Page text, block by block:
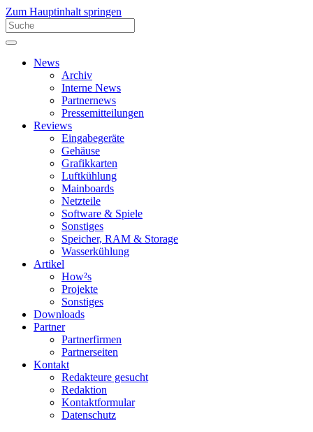
Zum Hauptinhalt springen
News
Archiv
Interne News
Partnernews
Pressemitteilungen
Reviews
Eingabegeräte
Gehäuse
Grafikkarten
Luftkühlung
Mainboards
Netzteile
Software & Spiele
Sonstiges
Speicher, RAM & Storage
Wasserkühlung
Artikel
How²s
Projekte
Sonstiges
Downloads
Partner
Partnerfirmen
Partnerseiten
Kontakt
Redakteure gesucht
Redaktion
Kontaktformular
Datenschutz